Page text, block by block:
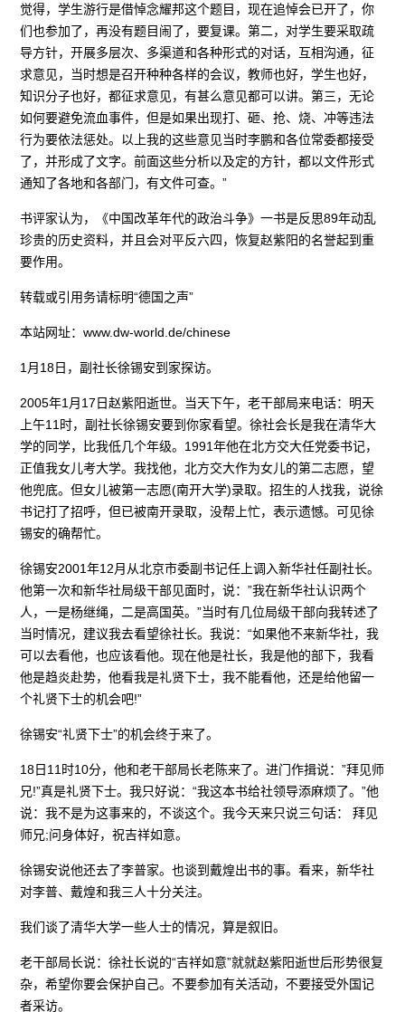
觉得，学生游行是借悼念耀邦这个题目，现在追悼会已开了，你
们也参加了，再没有题目闹了，要复课。第二，对学生要采取疏
导方针，开展多层次、多渠道和各种形式的对话，互相沟通，征
求意见，当时想是召开种种各样的会议，教师也好，学生也好，
知识分子也好，都征求意见，有甚么意见都可以讲。第三，无论
如何要避免流血事件，但是如果出现打、砸、抢、烧、冲等违法
行为要依法惩处。以上我的这些意见当时李鹏和各位常委都接受
了，并形成了文字。前面这些分析以及定的方针，都以文件形式
通知了各地和各部门，有文件可查。”
书评家认为，《中国改革年代的政治斗争》一书是反思89年动乱
珍贵的历史资料，并且会对平反六四，恢复赵紫阳的名誉起到重
要作用。
转载或引用务请标明“德国之声”
本站网址：www.dw-world.de/chinese
1月18日，副社长徐锡安到家探访。
2005年1月17日赵紫阳逝世。当天下午，老干部局来电话：明天
上午11时，副社长徐锡安要到你家看望。徐社会长是我在清华大
学的同学，比我低几个年级。1991年他在北方交大任党委书记，
正值我女儿考大学。我找他，北方交大作为女儿的第二志愿，望
他兜底。但女儿被第一志愿(南开大学)录取。招生的人找我，说徐
书记打了招呼，但已被南开录取，没帮上忙，表示遗憾。可见徐
锡安的确帮忙。
徐锡安2001年12月从北京市委副书记任上调入新华社任副社长。
他第一次和新华社局级干部见面时，说：”我在新华社认识两个
人，一是杨继绳，二是高国英。”当时有几位局级干部向我转述了
当时情况，建议我去看望徐社长。我说：“如果他不来新华社，我
可以去看他，也应该看他。现在他是社长，我是他的部下，我看
他是趋炎赴势，他看我是礼贤下士，我不能看他，还是给他留一
个礼贤下士的机会吧!”
徐锡安“礼贤下士”的机会终于来了。
18日11时10分，他和老干部局长老陈来了。进门作揖说：”拜见师
兄!”真是礼贤下士。我只好说：“我这本书给社领导添麻烦了。”他
说：我不是为这事来的，不谈这个。我今天来只说三句话： 拜见
师兄;问身体好，祝吉祥如意。
徐锡安说他还去了李普家。也谈到戴煌出书的事。看来，新华社
对李普、戴煌和我三人十分关注。
我们谈了清华大学一些人士的情况，算是叙旧。
老干部局长说：徐社长说的“吉祥如意”就就赵紫阳逝世后形势很复
杂，希望你要会保护自己。不要参加有关活动，不要接受外国记
者采访。